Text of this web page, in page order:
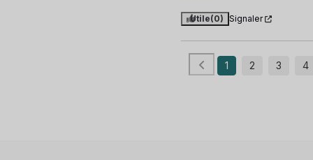
Utile(0) Signaler
1 2 3 4